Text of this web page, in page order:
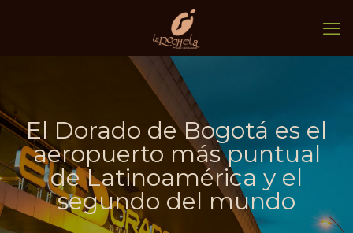
El Dorado de Bogotá es el
aeropuerto más puntual
de Latinoamérica y el
segundo del mundo